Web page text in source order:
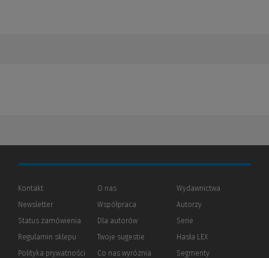
Kontakt
Newsletter
Status zamówienia
Regulamin sklepu
Polityka prywatności (Nowe
(Link
O nas
Współpraca
Dla autorów(Nowe
(Link
innej
Twoje sugestie
Co nas wyróżnia
Wydawnictwa
Autorzy
Serie
Hasła LEX
Segmenty